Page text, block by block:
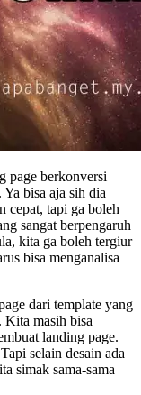
page berkonversi
bisa aja sih dia
cepat, tapi ga boleh
sangat berpengaruh
kita ga boleh tergiur
bisa menganalisa
dari template yang
masih bisa
landing page.
selain desain ada
simak sama-sama